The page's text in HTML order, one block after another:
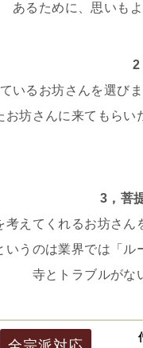
あるために、思いも
2
いるお坊さんを選び
お坊さんに来てもら
3，菩
考えてくれるお坊さ
いうのは業界では「
寺とトラブルがな